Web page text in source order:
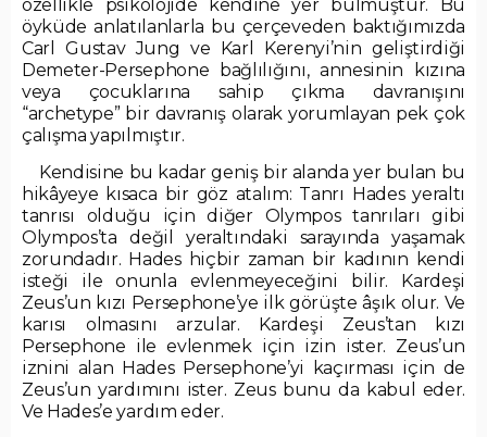
özellikle psikolojide kendine yer bulmuştur. Bu
öyküde anlatılanlarla bu çerçeveden baktığımızda
Carl Gustav Jung ve Karl Kerenyi’nin geliştirdiği
Demeter-Persephone bağlılığını, annesinin kızına
veya çocuklarına sahip çıkma davranışını
“archetype” bir davranış olarak yorumlayan pek çok
çalışma yapılmıştır.
Kendisine bu kadar geniş bir alanda yer bulan bu
hikâyeye kısaca bir göz atalım: Tanrı Hades yeraltı
tanrısı olduğu için diğer Olympos tanrıları gibi
Olympos’ta değil yeraltındaki sarayında yaşamak
zorundadır. Hades hiçbir zaman bir kadının kendi
isteği ile onunla evlenmeyeceğini bilir. Kardeşi
Zeus’un kızı Persephone’ye ilk görüşte âşık olur. Ve
karısı olmasını arzular. Kardeşi Zeus’tan kızı
Persephone ile evlenmek için izin ister. Zeus’un
iznini alan Hades Persephone’yi kaçırması için de
Zeus’un yardımını ister. Zeus bunu da kabul eder.
Ve Hades’e yardım eder.